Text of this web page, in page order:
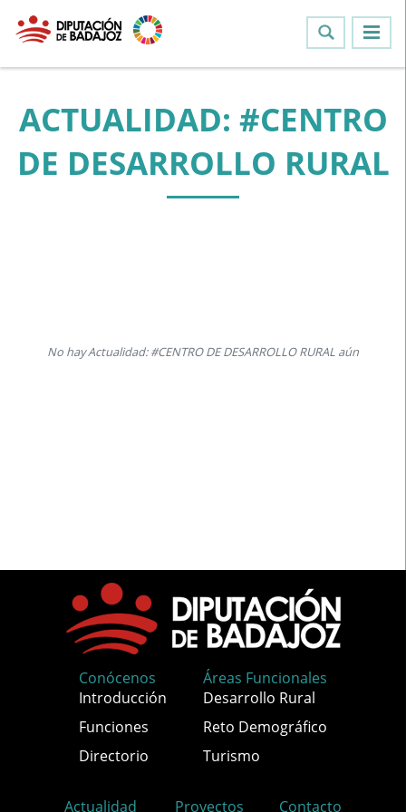
ACTUALIDAD: #CENTRO
DE DESARROLLO RURAL
No hay Actualidad: #CENTRO DE DESARROLLO RURAL aún
Conócenos
Introducción
Funciones
Directorio
Áreas Funcionales
Desarrollo Rural
Reto Demográfico
Turismo
Actualidad Proyectos Contacto